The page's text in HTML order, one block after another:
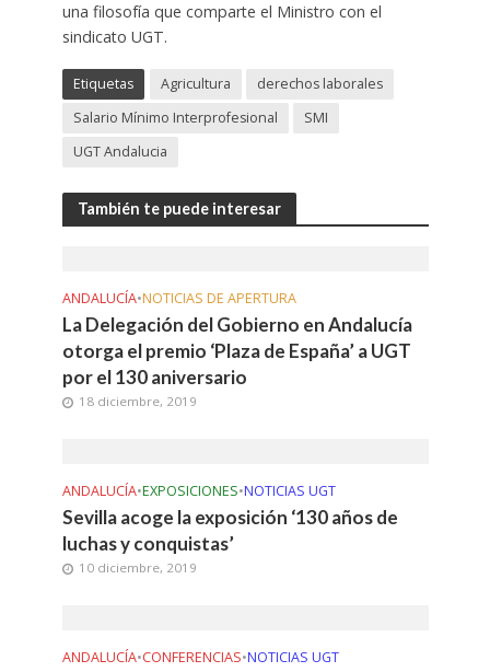
una filosofía que comparte el Ministro con el
sindicato UGT.
Etiquetas Agricultura
derechos laborales
Salario Mínimo Interprofesional
SMI
UGT Andalucia
También te puede interesar
ANDALUCÍA•NOTICIAS DE APERTURA
La Delegación del Gobierno en Andalucía
otorga el premio ‘Plaza de España’ a UGT
por el 130 aniversario
18 diciembre, 2019
ANDALUCÍA•EXPOSICIONES•NOTICIAS UGT
Sevilla acoge la exposición ‘130 años de
luchas y conquistas’
10 diciembre, 2019
ANDALUCÍA•CONFERENCIAS•NOTICIAS UGT